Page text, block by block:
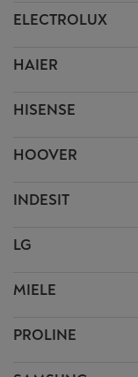
ELECTROLUX
HAIER
HISENSE
HOOVER
INDESIT
LG
MIELE
PROLINE